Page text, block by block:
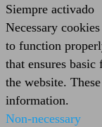
Siempre activado
Necessary
to function
that ensures
the website.
information.
Non-necessary